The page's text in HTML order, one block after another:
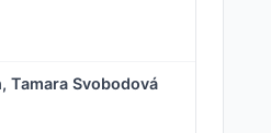
Tamara Svobodová